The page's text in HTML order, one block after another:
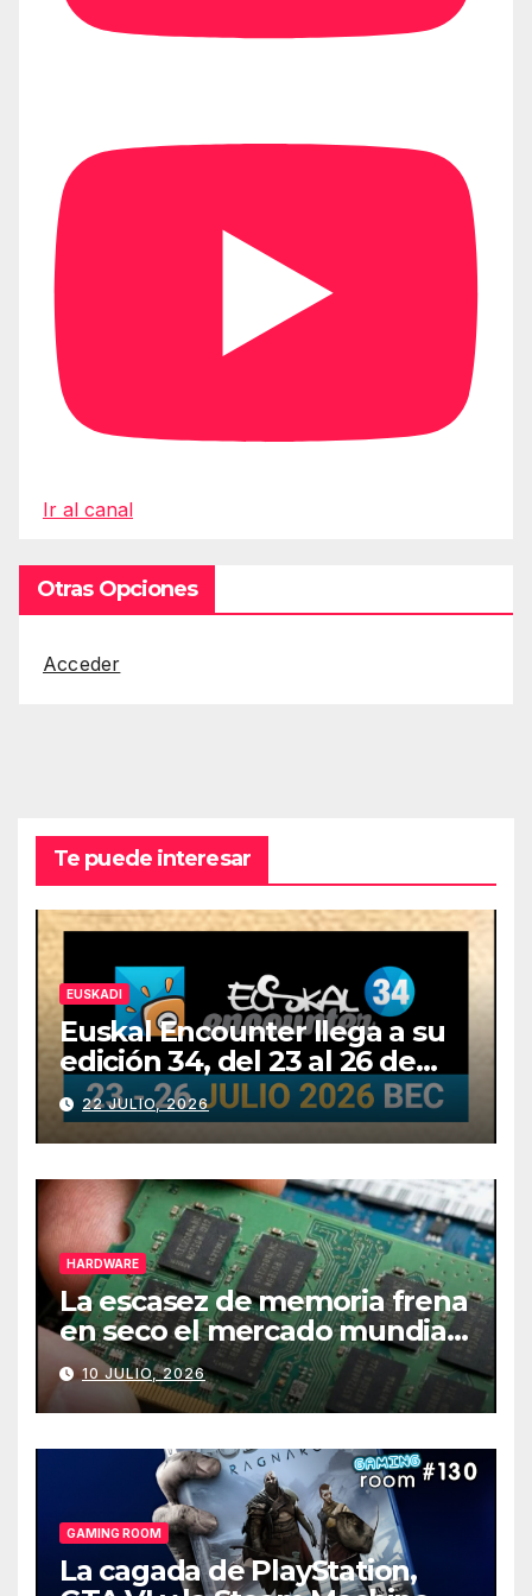
Ir al canal
Otras Opciones
Acceder
Te puede interesar
EUSKADI
Euskal Encounter llega a su
edición 34, del 23 al 26 de
julio
22 JULIO, 2026
HARDWARE
La escasez de memoria frena
en seco el mercado mundial
de PCs
10 JULIO, 2026
GAMING ROOM
La cagada de PlayStation,